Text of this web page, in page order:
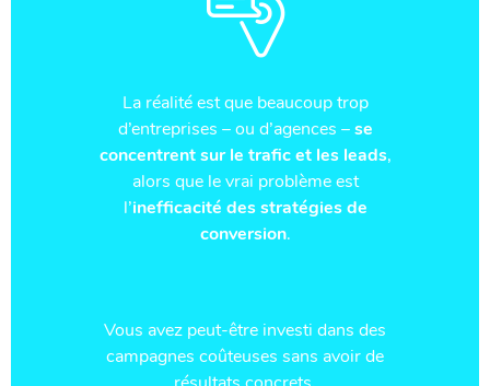
La réalité est que beaucoup trop
d’entreprises – ou d’agences –se
concentrent sur le trafic et les leads,
alors que le vrai problème est
l’inefficacité des stratégies de
conversion.
Vous avez peut-être investi dans des
campagnes coûteuses sans avoir de